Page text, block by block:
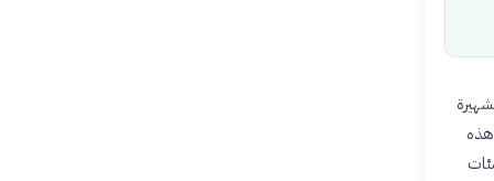
الشهيرة
هذه